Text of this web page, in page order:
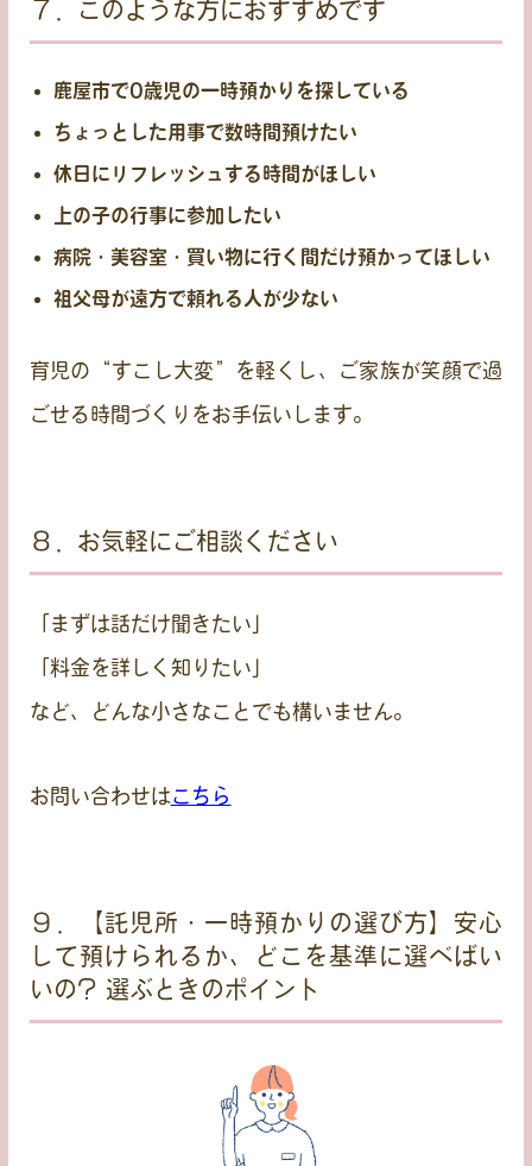
７．このような方におすすめです
鹿屋市で0歳児の一時預かりを探している
ちょっとした用事で数時間預けたい
休日にリフレッシュする時間がほしい
上の子の行事に参加したい
病院・美容室・買い物に行く間だけ預かってほしい
祖父母が遠方で頼れる人が少ない
育児の“すこし大変”を軽くし、ご家族が笑顔で過
ごせる時間づくりをお手伝いします。
８．お気軽にご相談ください
「まずは話だけ聞きたい」
「料金を詳しく知りたい」
など、どんな小さなことでも構いません。
お問い合わせはこちら
９．【託児所・一時預かりの選び方】安心
して預けられるか、どこを基準に選べばい
いの? 選ぶときのポイント